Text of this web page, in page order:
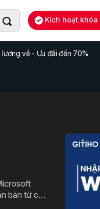
Kích hoạt khóa
lương về - Ưu đãi đến 70%